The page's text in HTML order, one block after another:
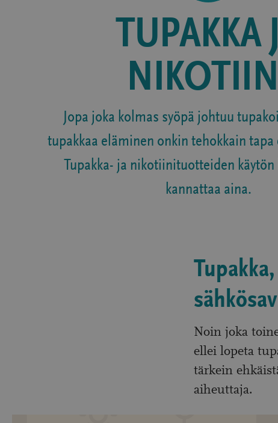
TUPAKKA
Jopa joka kolmas syöpä johtuu
tupakkaa eläminen onkin tehokkain tapa
Tupakka- ja nikotiinituotteiden
kannattaa aina.
Noin joka
ellei lopeta
tärkein
aiheuttaja.